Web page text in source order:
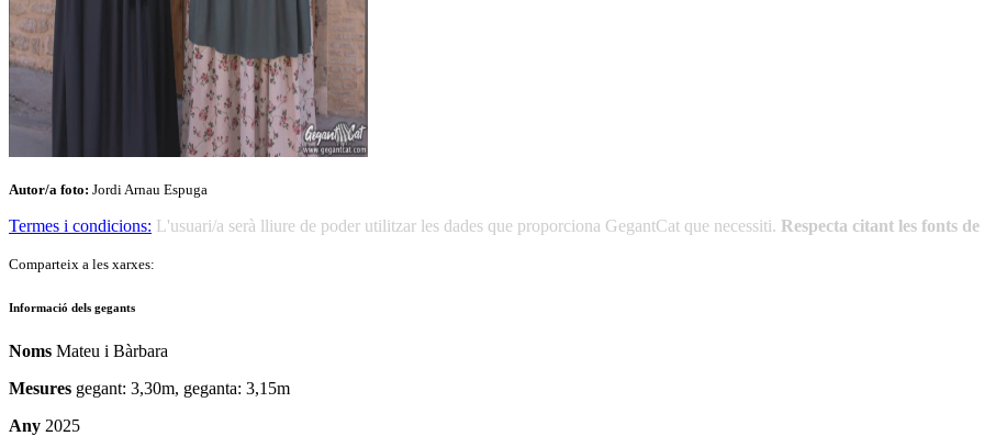
Autor/a foto: Jordi Arnau Espuga
Termes i condicions: L'usuari/a serà lliure de poder utilitzar les dades que proporciona GegantCat que necessiti. Respecta citant les fonts
Comparteix a les xarxes:
Informació dels gegants
Noms Mateu i Bàrbara
Mesures gegant: 3,30m, geganta: 3,15m
Any 2025